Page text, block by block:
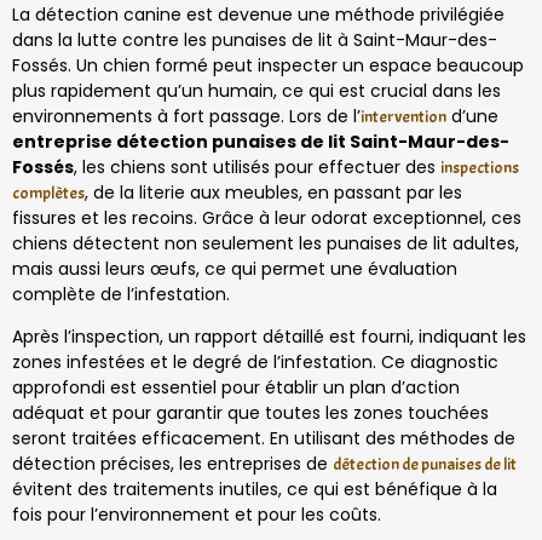
La détection canine est devenue une méthode privilégiée
dans la lutte contre les punaises de lit à Saint-Maur-des-
Fossés. Un chien formé peut inspecter un espace beaucoup
plus rapidement qu’un humain, ce qui est crucial dans les
environnements à fort passage. Lors de l’intervention d’une
entreprise détection punaises de lit Saint-Maur-des-
Fossés, les chiens sont utilisés pour effectuer des inspections
complètes, de la literie aux meubles, en passant par les
fissures et les recoins. Grâce à leur odorat exceptionnel, ces
chiens détectent non seulement les punaises de lit adultes,
mais aussi leurs œufs, ce qui permet une évaluation
complète de l’infestation.
Après l’inspection, un rapport détaillé est fourni, indiquant les
zones infestées et le degré de l’infestation. Ce diagnostic
approfondi est essentiel pour établir un plan d’action
adéquat et pour garantir que toutes les zones touchées
seront traitées efficacement. En utilisant des méthodes de
détection précises, les entreprises de détection de punaises de lit
évitent des traitements inutiles, ce qui est bénéfique à la
fois pour l’environnement et pour les coûts.